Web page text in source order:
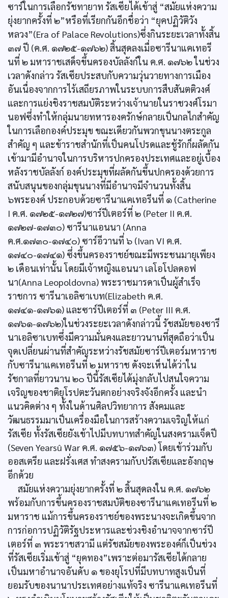
ซาร์ในการเลือกรัชทายาท รัสเซียได้เข้าสู่ “สมัยแห่งความ
ยุ่งยากครั้งที่ ๒”หรือที่เรียกกันอีกชื่อว่า “ยุคปฏิวัติวัง
หลวง”(Era of Palace Revolutions)ซึ่งกินระยะเวลาทั้งสิ้น
๓๗ ปี (ค.ศ. ๑๗๒๕-๑๗๖๒) สิ้นสุดลงเมื่อซารีนาแคเทอรี
นที่ ๒ มหาราชเสด็จขึ้นครองบัลลังก์ใน ค.ศ. ๑๗๖๒ ในช่วง
เวลาดังกล่าว รัสเซียประสบกับความวุ่นวายทางการเมือง
อันเนื่องจากการไร้เสถียรภาพในระบบการสืบสันตติวงศ์
และการแย่งชิงราชสมบัติระหว่างเจ้านายในราชวงศ์โรมา
นอฟซึ่งทำให้กลุ่มนายทหารองครักษ์กลายเป็นกลไกสำคัญ
ในการเลือกองค์ประมุข ขณะเดียวกันพวกขุนนางตระกูล
สำคัญ ๆ และข้าราชสำนักที่เป็นคนโปรดและชู้รักก็ผลัดกัน
เข้ามามีอำนาจในการบริหารปกครองประเทศและอยู่เบื้อง
หลังราชบัลลังก์ องค์ประมุขที่ผลัดกันขึ้นปกครองด้วยการ
สนับสนุนของกลุ่มขุนนางที่มีอำนาจมีจำนวนทั้งสิ้น
๖พระองค์ ประกอบด้วยซารีนาแคเทอรีนที่ ๑ (Catherine
I ค.ศ. ๑๗๒๕-๑๗๒๗)ซาร์ปีเตอร์ที่ ๒ (Peter II ค.ศ.
๑๗๒๗-๑๗๓๐) ซารีนาแอนนา (Anna
ค.ศ.๑๗๓๐-๑๗๔๐) ซาร์อีวานที่ ๖ (Ivan VI ค.ศ.
๑๗๔๐-๑๗๔๑) ซึ่งขึ้นครองราชย์ขณะมีพระชนมายุเพียง
๒ เดือนเท่านั้น โดยมีเจ้าหญิงแอนนา เลโอโปลดอฟ
นา(Anna Leopoldovna) พระราชมารดาเป็นผู้สำเร็จ
ราชการ ซารีนาเอลิซาเบท(Elizabeth ค.ศ.
๑๗๔๑-๑๗๖๑) และซาร์ปีเตอร์ที่ ๓ (Peter III ค.ศ.
๑๗๖๑-๑๗๖๒)ในช่วงระยะเวลาดังกล่าวนี้ รัชสมัยของซารี
นาเอลิซาเบทซึ่งมีความมั่นคงและยาวนานที่สุดถือว่าเป็น
จุดเปลี่ยนผ่านที่สำคัญระหว่างรัชสมัยซาร์ปีเตอร์มหาราช
กับซารีนาแคเทอรีนที่ ๒ มหาราช ดังจะเห็นได้ว่าใน
รัชกาลที่ยาวนาน ๒๐ ปีนี้รัสเซียได้มุ่งกลับไปสนใจความ
เจริญของชาติยุโรปตะวันตกอย่างจริงจังอีกครั้ง และนำ
แนวคิดต่าง ๆ ทั้งในด้านศิลปวิทยาการ สังคมและ
วัฒนธรรมมาเป็นเครื่องมือในการสร้างความเจริญให้แก่
รัสเซีย ทั้งรัสเซียยังเข้าไปมีบทบาทสำคัญในสงครามเจ็ดปี
(Seven Yearsû War ค.ศ. ๑๗๕๖-๑๗๖๓) โดยเข้าร่วมกับ
ออสเตรีย และฝรั่งเศส ทำสงครามกับปรัสเซียและอังกฤษ
อีกด้วย
สมัยแห่งความยุ่งยากครั้งที่ ๒ สิ้นสุดลงใน ค.ศ. ๑๗๖๒
พร้อมกับการขึ้นครองราชสมบัติของซารีนาแคเทอรีนที่ ๒
มหาราช แม้การขึ้นครองราชย์ของพระนางจะเกิดขึ้นจาก
การก่อการปฏิวัติรัฐประหารและช่วงชิงอำนาจจากซาร์ปี
เตอร์ที่ ๓ พระราชสวามี แต่รัชสมัยของพระองค์ก็เป็นช่วง
ที่รัสเซียเริ่มเข้าสู่ “ยุคทอง”เพราะต่อมารัสเซียได้กลาย
เป็นมหาอำนาจอันดับ ๑ ของยุโรปที่มีบทบาทสูงเป็นที่
ยอมรับของนานาประเทศอย่างแท้จริง ซารีนาแคเทอรีนที่